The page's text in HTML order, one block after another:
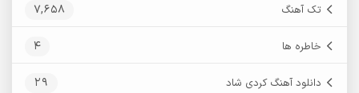
تک آهنگ 7,658
خاطره ها 4
دانلود آهنگ کردی شاد 29